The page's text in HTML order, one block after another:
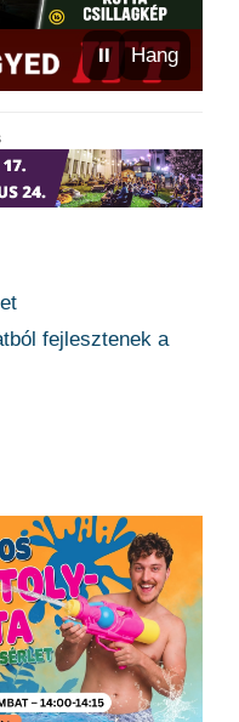
⏸ Hang
fejlesztenek a